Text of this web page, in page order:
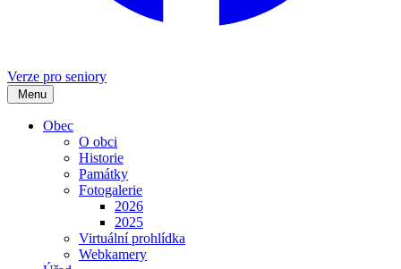
Verze pro seniory
Menu
Obec
O obci
Historie
Památky
Fotogalerie
2026
2025
Virtuální prohlídka
Webkamery